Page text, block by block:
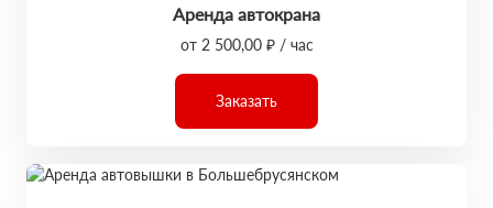
Аренда автокрана
от 2 500,00 ₽ / час
Заказать